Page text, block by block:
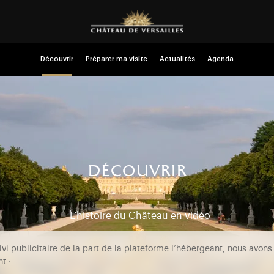
Découvrir Préparer ma visite Actualités Agenda
découvrir
L’histoire du Château en vidéo
publicitaire de la part de la plateforme l’hébergeant, nous
: